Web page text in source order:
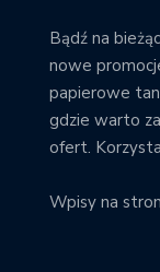
Bądź na
nowe
papierowe
gdzie warto
ofert.
Wpisy na